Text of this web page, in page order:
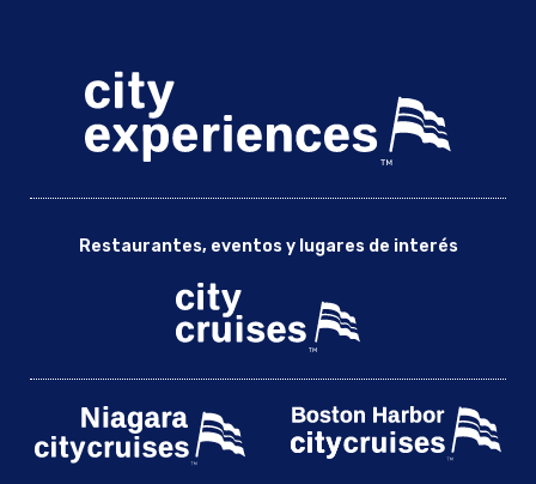
Restaurantes, eventos y lugares de interés